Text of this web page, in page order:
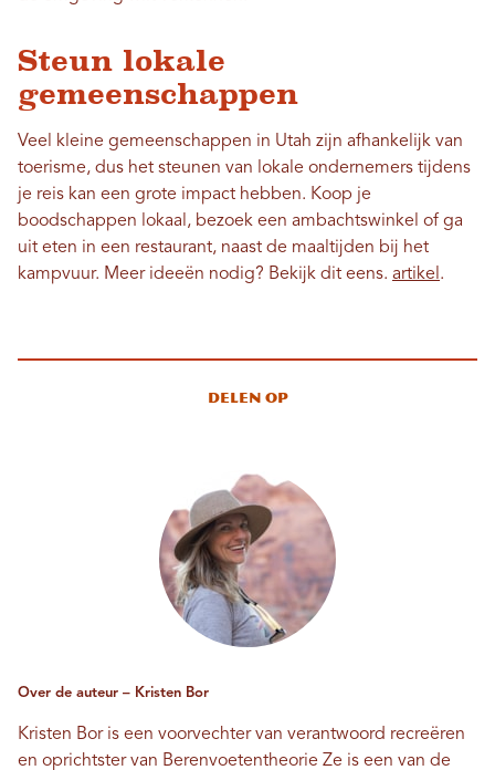
Steun lokale
gemeenschappen
Veel kleine gemeenschappen in Utah zijn afhankelijk van
toerisme, dus het steunen van lokale ondernemers tijdens
je reis kan een grote impact hebben. Koop je
boodschappen lokaal, bezoek een ambachtswinkel of ga
uit eten in een restaurant, naast de maaltijden bij het
kampvuur. Meer ideeën nodig? Bekijk dit eens. artikel .
Delen op
Over de auteur – Kristen Bor
Kristen Bor is een voorvechter van verantwoord recreëren
en oprichtster van Berenvoetentheorie Ze is een van de